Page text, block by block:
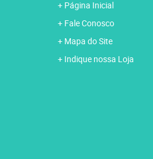
Página Inicial
Fale Conosco
Mapa do Site
Indique nossa Loja